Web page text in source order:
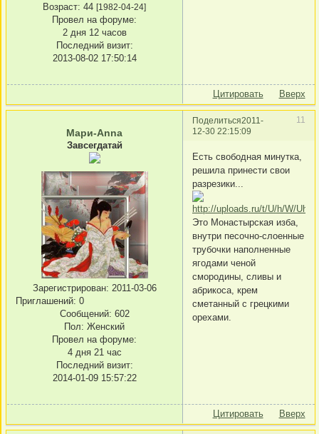
Возраст: 44 [1982-04-24]
Провел на форуме:
2 дня 12 часов
Последний визит:
2013-08-02 17:50:14
Цитировать Вверх
Поделиться 11
2011-
12-30 22:15:09
Мари-Anna
Завсегдатай
Зарегистрирован: 2011-03-06
Приглашений: 0
Сообщений: 602
Пол: Женский
Провел на форуме:
4 дня 21 час
Последний визит:
2014-01-09 15:57:22
Есть свободная минутка,
решила принести свои
разрезики...
Это Монастырская изба,
внутри песочно-слоенные
трубочки наполненные
ягодами ченой
смородины, сливы и
абрикоса, крем
сметанный с грецкими
орехами.
Цитировать Вверх